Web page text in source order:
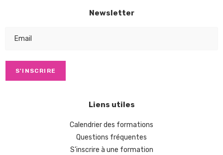
Newsletter
Liens utiles
Calendrier des formations
Questions fréquentes
S'inscrire à une formation